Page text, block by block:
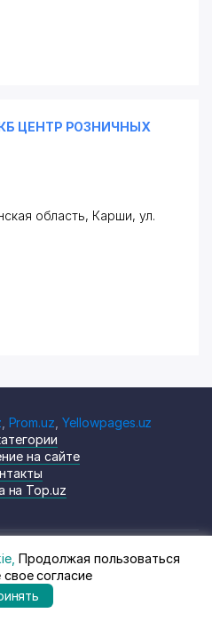
ЦЕНТР РОЗНИЧНЫХ
область, Карши, ул.
Prom.uz ,Yellowpages.uz
на сайте
на Top.uz
Политика
конфиденциальности
Продолжая пользоваться
согласие